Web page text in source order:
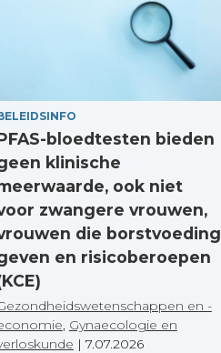
bloedtesten bieden
klinische
ook niet
zwangere vrouwen,
die borstvoeding
en risicoberoepen
en -
, Gynaecologie en
| 7.07.2026